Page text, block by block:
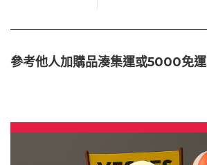
參考他人加購品湊集運或5000免運